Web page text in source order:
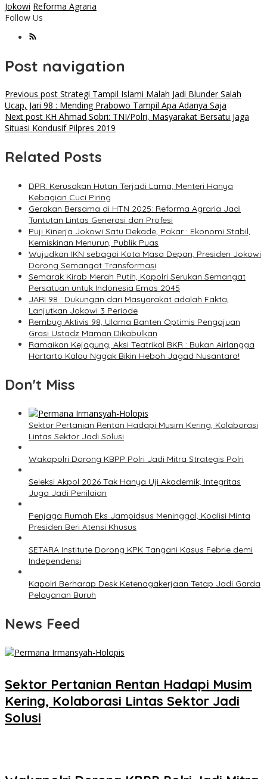
Jokowi Reforma Agraria
Follow Us
Post navigation
Previous post Strategi Tampil Islami Malah Jadi Blunder Salah
Ucap, Jari 98 : Mending Prabowo Tampil Apa Adanya Saja
Next post KH Ahmad Sobri: TNI/Polri, Masyarakat Bersatu Jaga
Situasi Kondusif Pilpres 2019
Related Posts
DPR: Kerusakan Hutan Terjadi Lama, Menteri Hanya
Kebagian Cuci Piring
Gerakan Bersama di HTN 2025: Reforma Agraria Jadi
Tuntutan Lintas Generasi dan Profesi
Puji Kinerja Jokowi Satu Dekade, Pakar : Ekonomi Stabil,
Kemiskinan Menurun, Publik Puas
Wujudkan IKN sebagai Kota Masa Depan, Presiden Jokowi
Dorong Semangat Transformasi
Semarak Kirab Merah Putih, Kapolri Serukan Semangat
Persatuan untuk Indonesia Emas 2045
JARI 98 : Dukungan dari Masyarakat adalah Fakta,
Lanjutkan Jokowi 3 Periode
Rembug Aktivis 98, Ulama Banten Optimis Pengajuan
Grasi Ustadz Maman Dikabulkan
Ramaikan Kejagung, Aksi Teatrikal BKR : Bukan Airlangga
Hartarto Kalau Nggak Bikin Heboh Jagad Nusantara!
Don't Miss
Sektor Pertanian Rentan Hadapi Musim Kering, Kolaborasi
Lintas Sektor Jadi Solusi
Wakapolri Dorong KBPP Polri Jadi Mitra Strategis Polri
Seleksi Akpol 2026 Tak Hanya Uji Akademik, Integritas
Juga Jadi Penilaian
Penjaga Rumah Eks Jampidsus Meninggal, Koalisi Minta
Presiden Beri Atensi Khusus
SETARA Institute Dorong KPK Tangani Kasus Febrie demi
Independensi
Kapolri Berharap Desk Ketenagakerjaan Tetap Jadi Garda
Pelayanan Buruh
News Feed
Sektor Pertanian Rentan Hadapi Musim
Kering, Kolaborasi Lintas Sektor Jadi
Solusi